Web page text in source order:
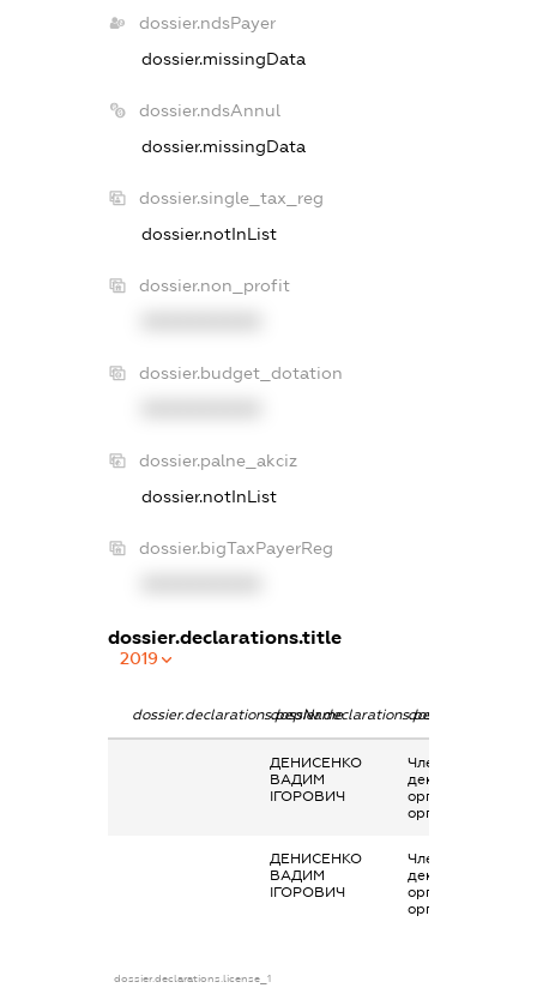
dossier.ndsPayer
dossier.missingData
dossier.ndsAnnul
dossier.missingData
dossier.single_tax_reg
dossier.notInList
dossier.non_profit
dossier.budget_dotation
dossier.palne_akciz
dossier.notInList
dossier.bigTaxPayerReg
dossier.declarations.title
2019
dossier.declarations.pepNamedossier.declarations.personName
ДЕНИСЕНКО
ВАДИМ
ІГОРОВИЧ
Членство суб’єкта
декларування в
організаціях та їх
органах
ДЕНИСЕНКО
ВАДИМ
ІГОРОВИЧ
Членство суб’єкта
декларування в
організаціях та їх
органах
dossier.declarations.license_1